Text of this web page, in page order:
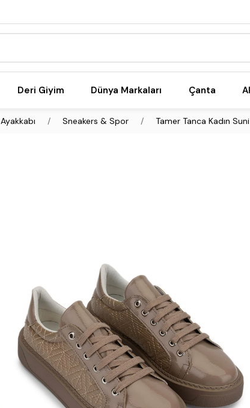
Deri Giyim Dünya Markaları Çanta
Ayakkabı Sneakers & Spor Tamer Tanca Kadın